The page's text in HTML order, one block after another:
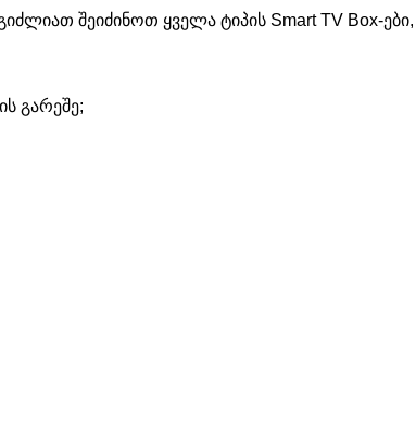
შეიძინოთ ყველა ტიპის Smart TV Box-ები,
გარეშე;